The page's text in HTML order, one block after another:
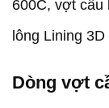
600C, vợt cầu
lông Lining
Dòng vợt